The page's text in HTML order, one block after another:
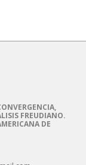
FREUDIANO.
DE